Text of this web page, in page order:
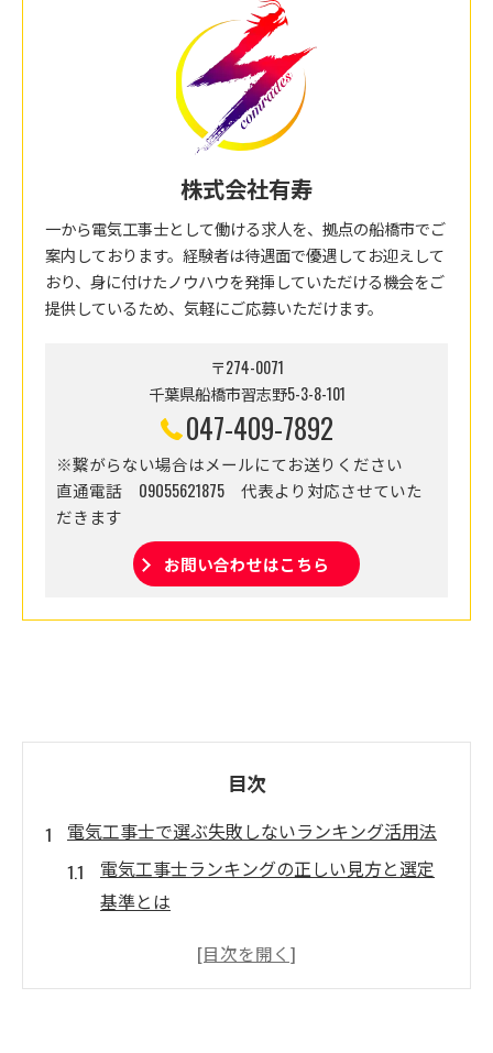
株式会社有寿
一から電気工事士として働ける求人を、拠点の船橋市でご
案内しております。経験者は待遇面で優遇してお迎えして
おり、身に付けたノウハウを発揮していただける機会をご
提供しているため、気軽にご応募いただけます。
〒274-0071
千葉県船橋市習志野5-3-8-101
047-409-7892
※繋がらない場合はメールにてお送りください
直通電話 09055621875 代表より対応させていた
だきます
お問い合わせはこちら
目次
電気工事士で選ぶ失敗しないランキング活用法
電気工事士ランキングの正しい見方と選定
基準とは
千葉県の電気工事士選びで重視すべき要素